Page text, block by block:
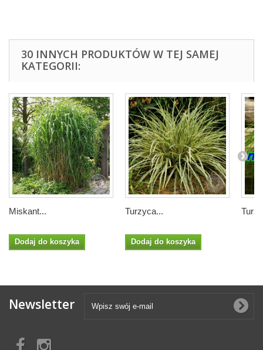
30 INNYCH PRODUKTÓW W TEJ SAMEJ
KATEGORII:
Miskant...
Dodaj do koszyka
Turzyca...
Dodaj do koszyka
Newsletter